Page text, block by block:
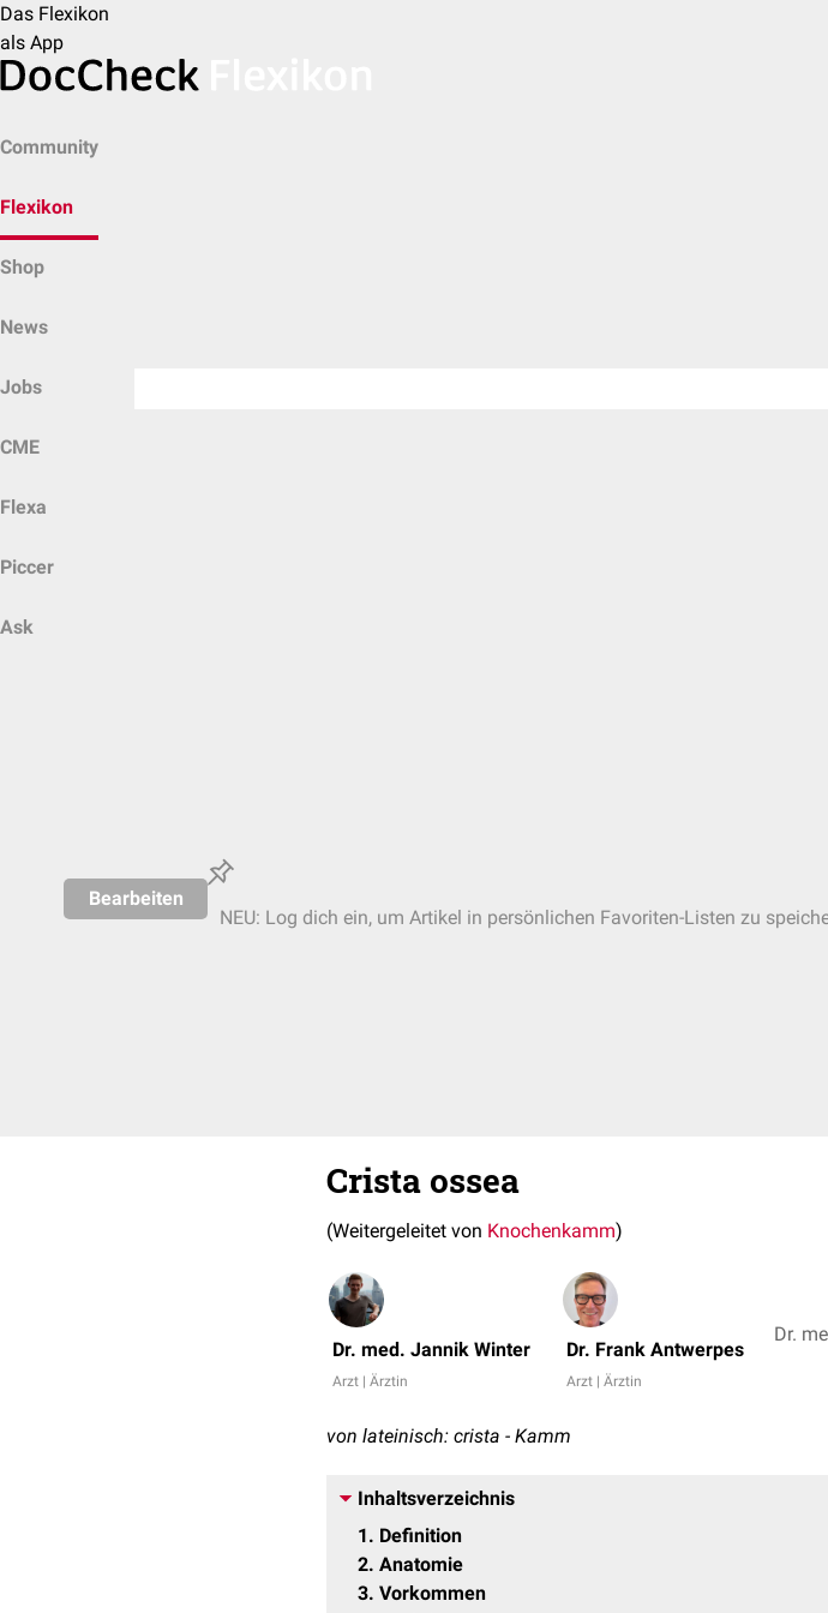
Das Flexikon
als App
Community
Flexikon
Shop
News
Jobs
CME
Flexa
Piccer
Ask
Bearbeiten
NEU: Log dich ein, um Artikel in persönlichen Favoriten-Listen zu
Crista ossea
(Weitergeleitet von Knochenkamm)
Dr. med. Jannik Winter
Arzt | Ärztin
Dr. Frank Antwerpes
Arzt | Ärztin
Dr.
von lateinisch: crista - Kamm
Inhaltsverzeichnis
1
Definition
2 Anatomie
3 Vorkommen